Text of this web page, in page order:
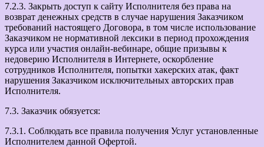
7.2.3. Закрыть доступ к сайту Исполнителя без права на
возврат денежных средств в случае нарушения Заказчиком
требований настоящего Договора, в том числе использование
Заказчиком не нормативной лексики в период прохождения
курса или участия онлайн-вебинаре, общие призывы к
недоверию Исполнителя в Интернете, оскорбление
сотрудников Исполнителя, попытки хакерских атак, факт
нарушения Заказчиком исключительных авторских прав
Исполнителя.
7.3. Заказчик обязуется:
7.3.1. Соблюдать все правила получения Услуг установленные
Исполнителем данной Офертой.